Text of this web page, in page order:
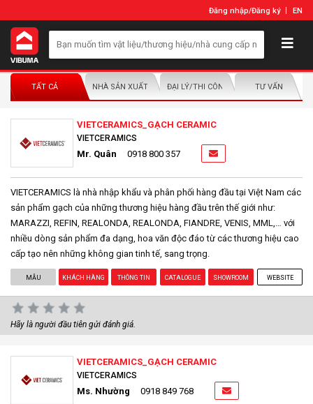
Đăng nhập/Đăng ký EN
TẤT CẢ NHÀ SẢN XUẤT/NHÀ PHÂN PHỐIĐẠI LÝ/THI CÔNG LẮP ĐẶTTƯ VẤN
VIETCERAMICS_GẠCH CERAMIC
VIETCERAMICS
Mr. Quân 0918 800 357
VIETCERAMICS là nhà nhập khẩu và phân phối hàng đầu tại Việt Nam các
sản phẩm gạch của những thương hiệu hàng đầu trên thế giới như:
MARAZZI, REFIN, REALONDA, REALONDA, FIANDRE, VENIS, MML,… với
nhiều dòng sản phẩm đa dạng, hoa văn độc đáo từ các thương hiệu cao
cấp tạo nên những không gian tinh tế, sang trọng.
MẪU KHÁCH HÀNG THÔNG TIN CATALOGUE SHOWROOM WEBSITE
Hãy là người đầu tiên gửi đánh giá.
VIETCERAMICS_GẠCH CERAMIC
VIETCERAMICS
Ms. Nhường 0918 849 768